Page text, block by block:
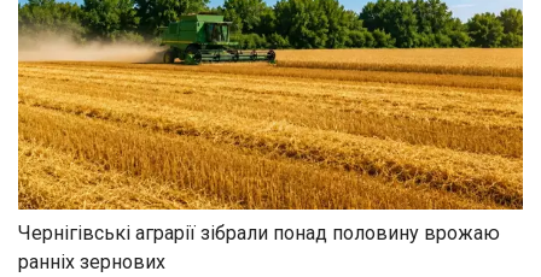
Чернігівські аграрії зібрали понад половину врожаю
ранніх зернових